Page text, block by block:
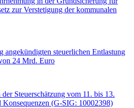
zur Verstetigung der kommunalen
angekündigten steuerlichen Entlastung
24 Mrd. Euro
Steuerschätzung vom 11. bis 13.
(G-SIG: 10002398)